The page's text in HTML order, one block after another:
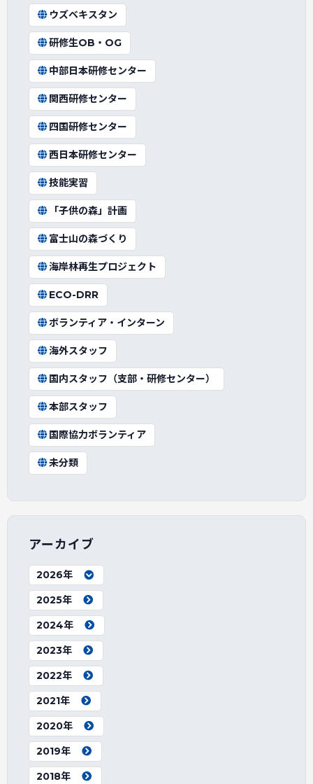
ウズベキスタン
研修生OB・OG
中部日本研修センター
関西研修センター
四国研修センター
西日本研修センター
技能実習
「子供の森」計画
富士山の森づくり
海岸林再生プロジェクト
ECO-DRR
ボランティア・インターン
海外スタッフ
国内スタッフ（支部・研修センター）
本部スタッフ
国際協力ボランティア
未分類
アーカイブ
2026年
2025年
2024年
2023年
2022年
2021年
2020年
2019年
2018年